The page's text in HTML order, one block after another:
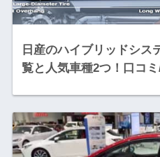
日産のハイブリッドシス
覧と人気車種2つ！口コ